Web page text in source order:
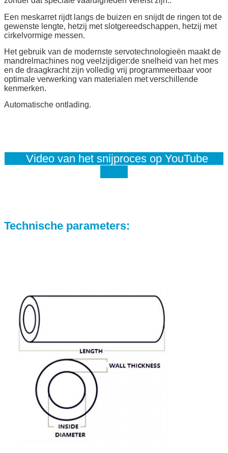
Een meskarret rijdt langs de buizen en snijdt de ringen tot de
gewenste lengte, hetzij met slotgereedschappen, hetzij met
cirkelvormige messen.
Het gebruik van de modernste servotechnologieën maakt de
mandrelmachines nog veelzijdiger:de snelheid van het mes
en de draagkracht zijn volledig vrij programmeerbaar voor
optimale verwerking van materialen met verschillende
kenmerken.
Automatische ontlading.
Video van het snijproces op YouTube
Technische parameters: